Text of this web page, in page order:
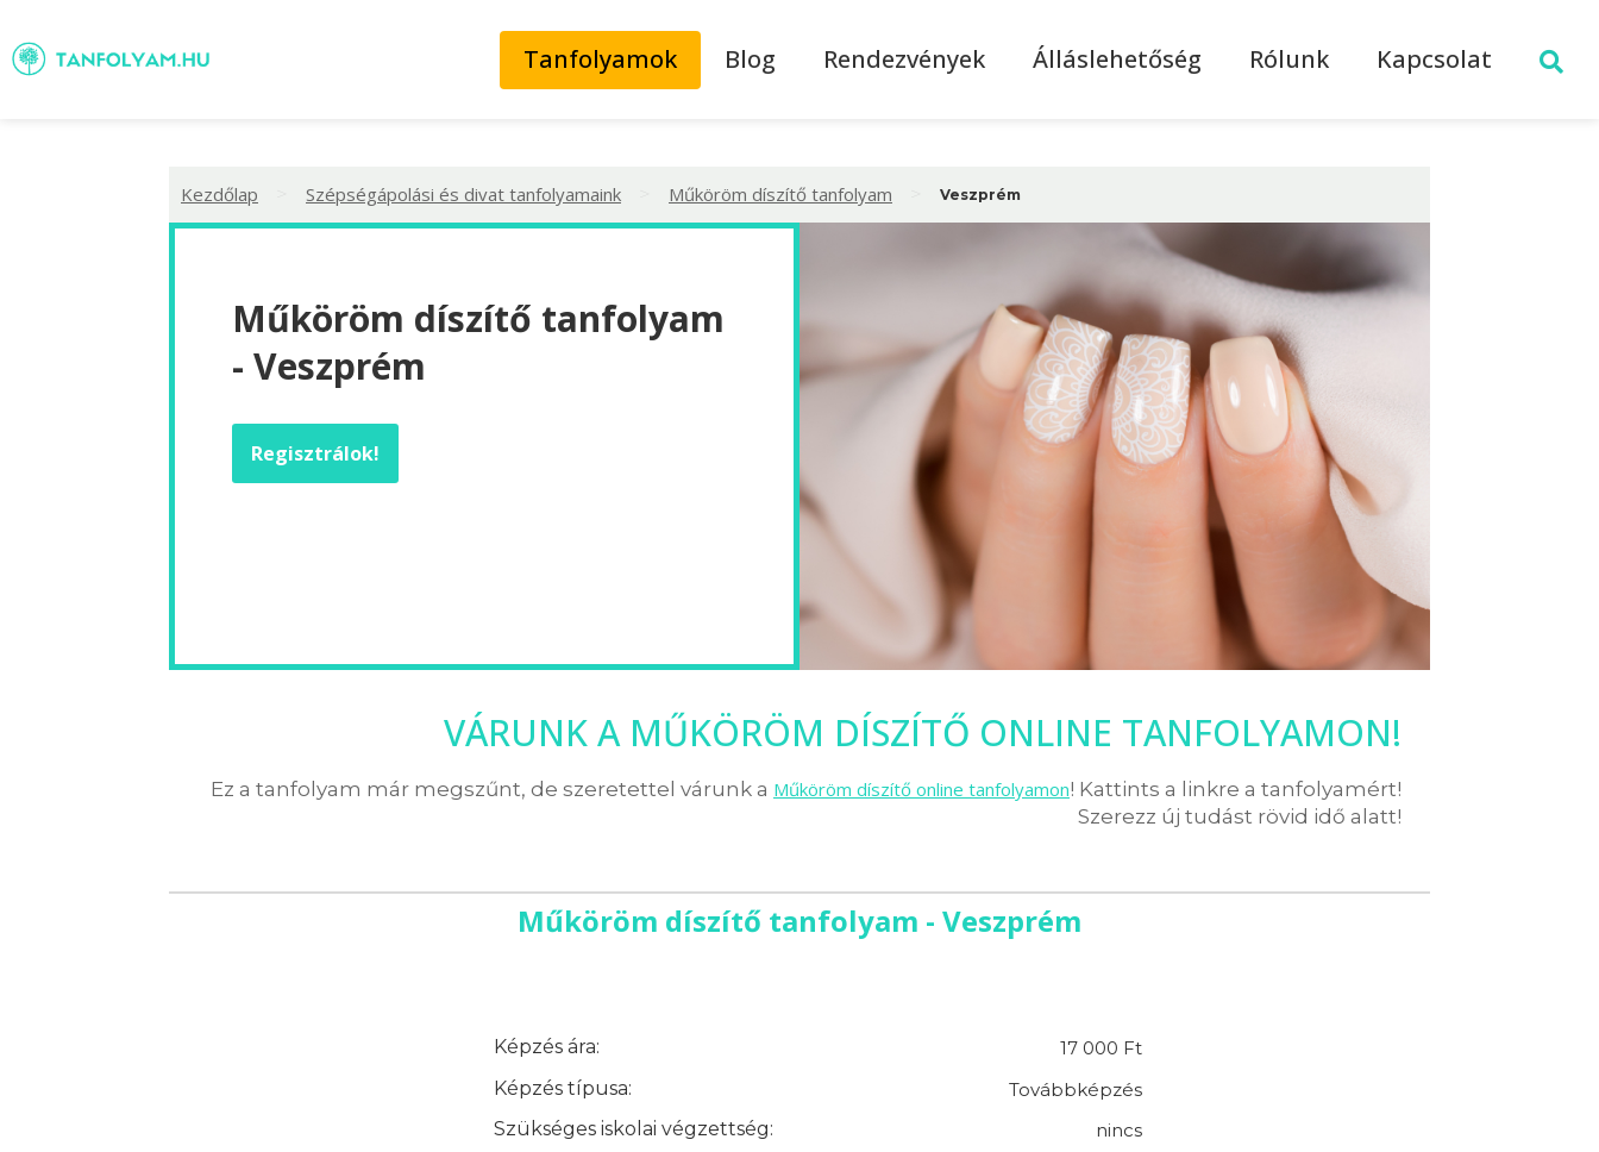
Tanfolyamok Blog Rendezvények Álláslehetőség Rólunk Kapcsolat
Kezdőlap Szépségápolási és divat tanfolyamaink Műköröm díszítő tanfolyam Veszprém
Műköröm díszítő tanfolyam
- Veszprém
Regisztrálok!
VÁRUNK A MŰKÖRÖM DÍSZÍTŐ ONLINE TANFOLYAMON!
Ez a tanfolyam már megszűnt, de szeretettel várunk a Műköröm díszítő online tanfolyamon! Kattints a linkre a tanfolyamért!
Szerezz új tudást rövid idő alatt!
Műköröm díszítő tanfolyam - Veszprém
Képzés ára:
17 000 Ft
Képzés típusa:
Továbbképzés
Szükséges iskolai végzettség:
nincs